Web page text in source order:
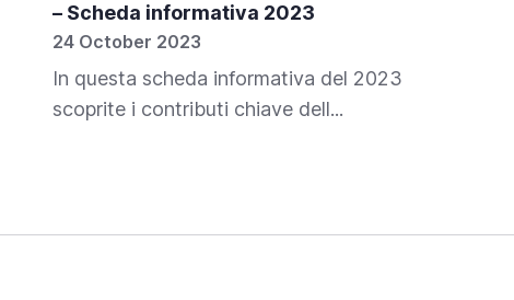
– Scheda informativa 2023
24 October 2023
In questa scheda informativa del 2023
scoprite i contributi chiave dell...